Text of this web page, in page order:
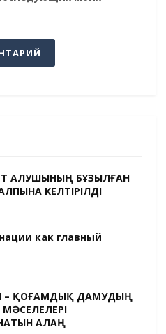
АЛУШЫНЫҢ БҰЗЫЛҒАН
КЕЛТІРІЛДІ
как главный
– ҚОҒАМДЫҚ ДАМУДЫҢ
АЛАҢ